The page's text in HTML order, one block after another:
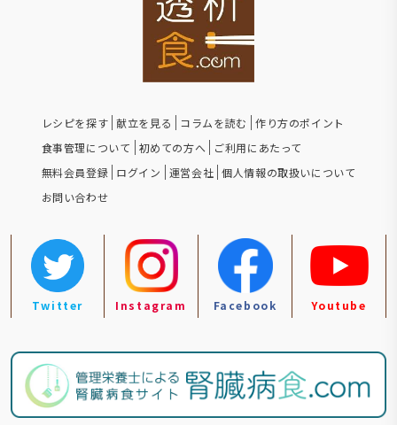
レシピを探す 献立を見る コラムを読む
作り方のポイント
食事管理について
初めての方へ
ご利用にあたって
無料会員登録 ログイン 運営会社 個人情報の取扱いについて
お問い合わせ
Twitter Instagram Facebook Youtube